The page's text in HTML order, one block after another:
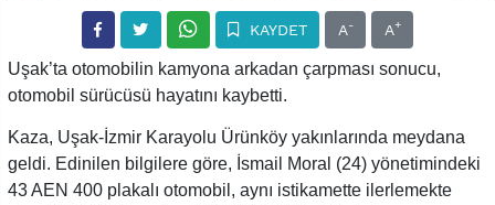
KAYDET A- A+
Uşak’ta otomobilin kamyona arkadan çarpması sonucu,
otomobil sürücüsü hayatını kaybetti.
Kaza, Uşak-İzmir Karayolu Ürünköy yakınlarında meydana
geldi. Edinilen bilgilere göre, İsmail Moral (24) yönetimindeki
43 AEN 400 plakalı otomobil, aynı istikamette ilerlemekte